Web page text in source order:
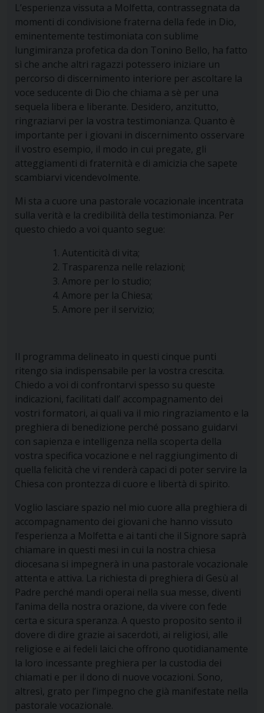
L’esperienza vissuta a Molfetta, contrassegnata da
momenti di condivisione fraterna della fede in Dio,
eminentemente testimoniata con sublime
lungimiranza profetica da don Tonino Bello, ha fatto
sì che anche altri ragazzi potessero iniziare un
percorso di discernimento interiore per ascoltare la
voce seducente di Dio che chiama a sè per una
sequela libera e liberante. Desidero, anzitutto,
ringraziarvi per la vostra testimonianza. Quanto è
importante per i giovani in discernimento osservare
il vostro esempio, il modo in cui pregate, gli
atteggiamenti di fraternità e di amicizia che sapete
scambiarvi vicendevolmente.
Mi sta a cuore una pastorale vocazionale incentrata
sulla verità e la credibilità della testimonianza. Per
questo chiedo a voi quanto segue:
Autenticità di vita;
Trasparenza nelle relazioni;
Amore per lo studio;
Amore per la Chiesa;
Amore per il servizio;
Il programma delineato in questi cinque punti
ritengo sia indispensabile per la vostra crescita.
Chiedo a voi di confrontarvi spesso su queste
indicazioni, facilitati dall’ accompagnamento dei
vostri formatori, ai quali va il mio ringraziamento e la
preghiera di benedizione perché possano guidarvi
con sapienza e intelligenza nella scoperta della
vostra specifica vocazione e nel raggiungimento di
quella felicità che vi renderà capaci di poter servire la
Chiesa con prontezza di cuore e libertà di spirito.
Voglio lasciare spazio nel mio cuore alla preghiera di
accompagnamento dei giovani che hanno vissuto
l’esperienza a Molfetta e ai tanti che il Signore saprà
chiamare in questi mesi in cui la nostra chiesa
diocesana si impegnerà in una pastorale vocazionale
attenta e attiva. La richiesta di preghiera di Gesù al
Padre perché mandi operai nella sua messe, diventi
l’anima della nostra orazione, da vivere con fede
certa e sicura speranza. A questo proposito sento il
dovere di dire grazie ai sacerdoti, ai religiosi, alle
religiose e ai fedeli laici che offrono quotidianamente
la loro incessante preghiera per la custodia dei
chiamati e per il dono di nuove vocazioni. Sono,
altresì, grato per l’impegno che già manifestate nella
pastorale vocazionale.